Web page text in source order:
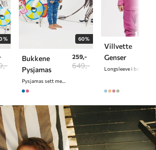
60%
Bukkene
Pysjamas
Pysjamas sett med Bukkene Bruse Print
259,-
649,-
Villvette
Genser
Longsleeve i bomull